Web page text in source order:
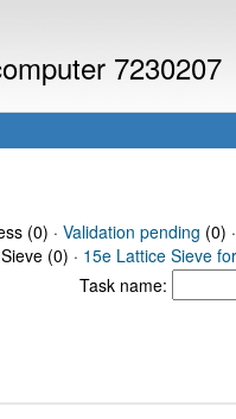
7230207
(0) · Validation pending (0) ·
(0) · 15e Lattice Sieve
Task name: